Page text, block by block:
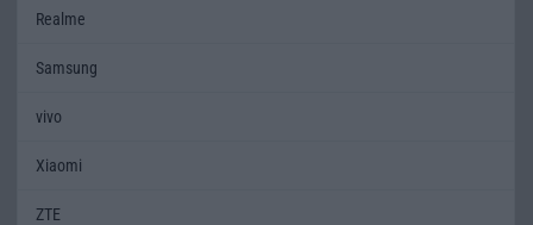
Realme
Samsung
vivo
Xiaomi
ZTE